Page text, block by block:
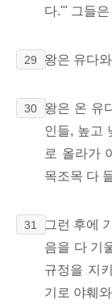
다.'" 그들
29 왕은 유다
30
왕은 온 유
인들, 높고
로 올라가
목조목 다
31
그런 후에
음을 다 기
규정을 지
기로 야훼